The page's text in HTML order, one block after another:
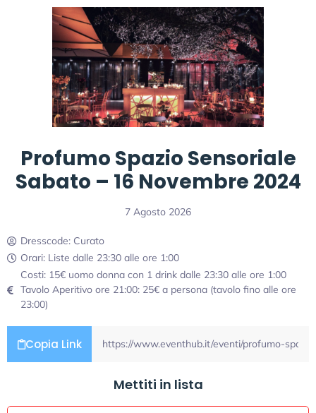
Profumo Spazio Sensoriale
Sabato – 16 Novembre 2024
7 Agosto 2026
Dresscode: Curato
Orari: Liste dalle 23:30 alle ore 1:00
Costi: 15€ uomo donna con 1 drink dalle 23:30 alle ore 1:00
Tavolo Aperitivo ore 21:00: 25€ a persona (tavolo fino alle ore
23:00)
Copia Link
Mettiti in lista